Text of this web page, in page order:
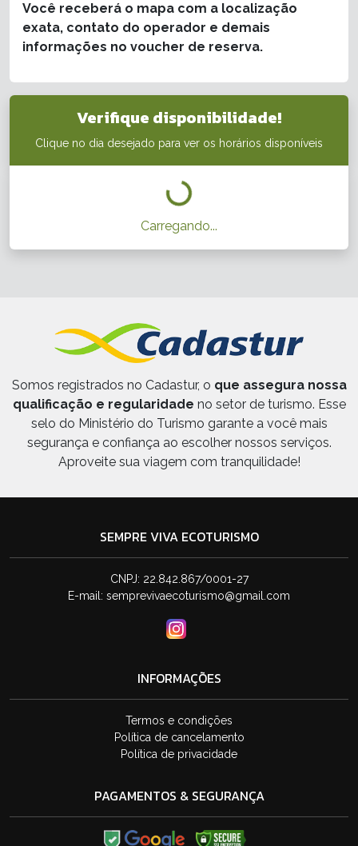
Você receberá o mapa com a localização
exata, contato do operador e demais
informações no voucher de reserva.
Verifique disponibilidade!
Clique no dia desejado para ver os horários disponíveis
Carregando...
Somos registrados no Cadastur, o que assegura nossa
qualificação e regularidade no setor de turismo. Esse
selo do Ministério do Turismo garante a você mais
segurança e confiança ao escolher nossos serviços.
Aproveite sua viagem com tranquilidade!
SEMPRE VIVA ECOTURISMO
CNPJ: 22.842.867/0001-27
E-mail: semprevivaecoturismo@gmail.com
INFORMAÇÕES
Termos e condições
Política de cancelamento
Política de privacidade
PAGAMENTOS & SEGURANÇA